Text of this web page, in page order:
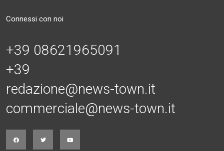
Connessi con noi
+39 08621965091
+39
redazione@news-town.it
commerciale@news-town.it